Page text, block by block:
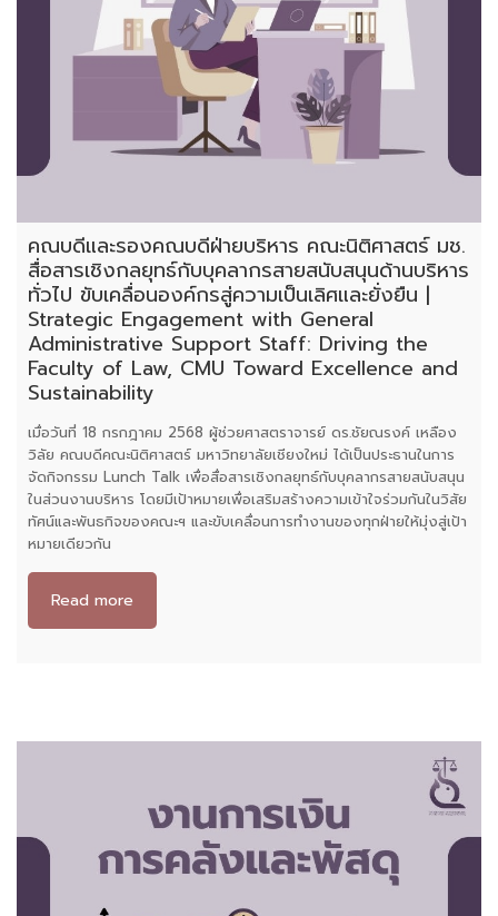
คณบดีและรองคณบดีฝ่ายบริหาร คณะนิติศาสตร์ มช.
สื่อสารเชิงกลยุทธ์กับบุคลากรสายสนับสนุนด้านบริหาร
ทั่วไป ขับเคลื่อนองค์กรสู่ความเป็นเลิศและยั่งยืน |
Strategic Engagement with General
Administrative Support Staff: Driving the
Faculty of Law, CMU Toward Excellence and
Sustainability
เมื่อวันที่ 18 กรกฎาคม 2568 ผู้ช่วยศาสตราจารย์ ดร.ชัยณรงค์ เหลือง
วิลัย คณบดีคณะนิติศาสตร์ มหาวิทยาลัยเชียงใหม่ ได้เป็นประธานในการ
จัดกิจกรรม Lunch Talk เพื่อสื่อสารเชิงกลยุทธ์กับบุคลากรสายสนับสนุน
ในส่วนงานบริหาร โดยมีเป้าหมายเพื่อเสริมสร้างความเข้าใจร่วมกันในวิสัย
ทัศน์และพันธกิจของคณะฯ และขับเคลื่อนการทำงานของทุกฝ่ายให้มุ่งสู่เป้า
หมายเดียวกัน
Read more